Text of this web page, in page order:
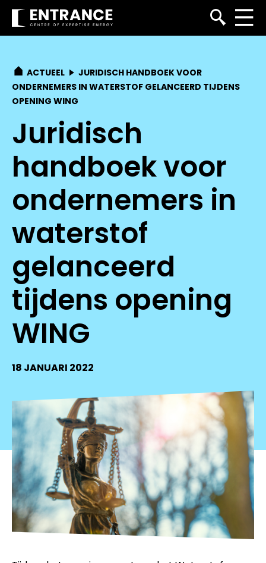
ACTUEEL
JURIDISCH HANDBOEK VOOR
ONDERNEMERS IN WATERSTOF GELANCEERD TIJDENS
OPENING WING
Juridisch
handboek voor
ondernemers in
waterstof
gelanceerd
tijdens opening
WING
18 JANUARI 2022